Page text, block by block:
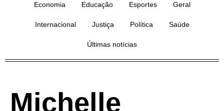
Economia Educação Esportes Geral
Internacional Justiça Política Saúde
Últimas notícias
Michelle